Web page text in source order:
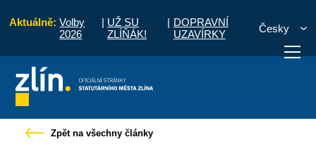
Aktuálně: Volby
2026
| UŽ SU
ZLÍŇÁK!
| DOPRAVNÍ
UZAVÍRKY
Česky
vyřídit Potřebuji zaplatit
Zpět na všechny články